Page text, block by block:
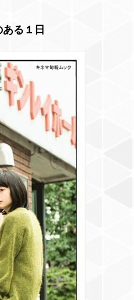
る１日